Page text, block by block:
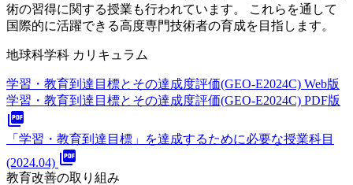
術の習得に関する授業も行われています。 これらを通して
国際的に活躍できる高度専門技術者の育成を目指します。
地球科学科 カリキュラム
学習・教育到達目標とその達成度評価(GEO-E2024C) Web版
学習・教育到達目標とその達成度評価(GEO-E2024C) PDF版
picture_as_pdf
「学習・教育到達目標」を達成するために必要な授業科目
(2024.04) picture_as_pdf
教育改善の取り組み